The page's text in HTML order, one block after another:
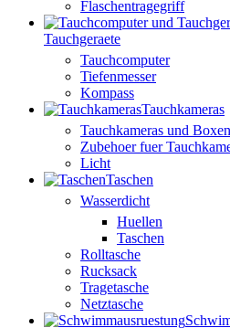
Flaschentragegriff
Tauchgeraete
Tauchcomputer
Tiefenmesser
Kompass
Tauchkameras
Tauchkameras und Boxen
Zubehoer fuer
Licht
Taschen
Wasserdicht
Huellen
Taschen
Rolltasche
Rucksack
Tragetasche
Netztasche